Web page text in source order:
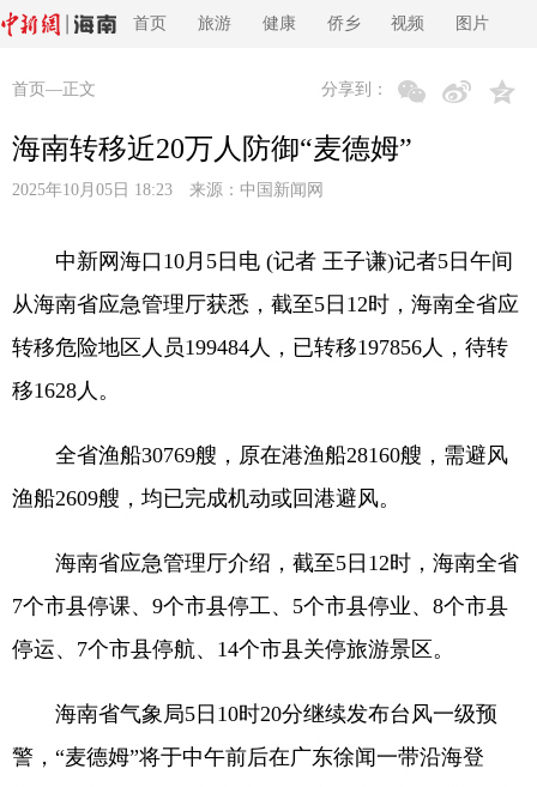
首页 旅游 健康 侨乡 视频 图片
首页 —正文 分享到：
海南转移近20万人防御“麦德姆”
2025年10月05日 18:23 来源： 中国新闻网
中新网海口10月5日电 (记者 王子谦)记者5日午间
从海南省应急管理厅获悉，截至5日12时，海南全省应
转移危险地区人员199484人，已转移197856人，待转
移1628人。
全省渔船30769艘，原在港渔船28160艘，需避风
渔船2609艘，均已完成机动或回港避风。
海南省应急管理厅介绍，截至5日12时，海南全省
7个市县停课、9个市县停工、5个市县停业、8个市县
停运、7个市县停航、14个市县关停旅游景区。
海南省气象局5日10时20分继续发布台风一级预
警，“麦德姆”将于中午前后在广东徐闻一带沿海登